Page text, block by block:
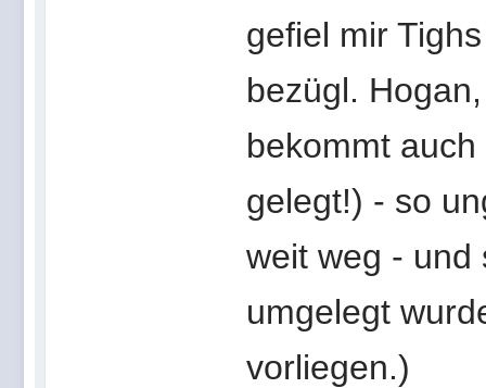
gefiel mir
bezügl.
bekommt
gelegt!) - so
weit weg - und
umgelegt
vorliegen.)